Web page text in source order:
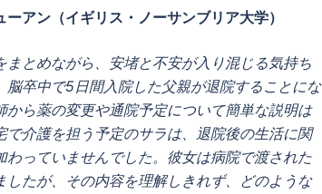
アン（イギリス・ノーサンブリア大学）
まとめながら、安堵と不安が入り混じる気持ち
脳卒中で5日間入院した父親が退院することにな
から薬の変更や通院予定について簡単な説明は
で介護を担う予定のサラは、退院後の生活に関
わっていませんでした。彼女は病院で渡された
したが、その内容を理解しきれず、どのような